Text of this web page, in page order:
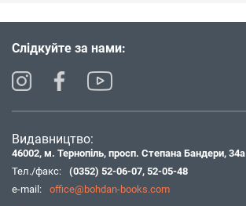
Слідкуйте за нами:
Видавництво:
46002, м. Тернопіль, просп. Степана Бандери, 34а
Тел./факс:
(0352) 52-06-07, 52-05-48
e-mail:
office@bohdan-books.com